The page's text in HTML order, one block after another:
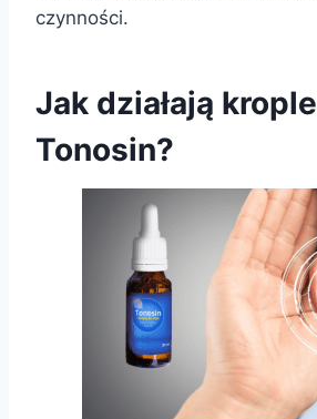
czynności.
Jak działają krople
Tonosin?